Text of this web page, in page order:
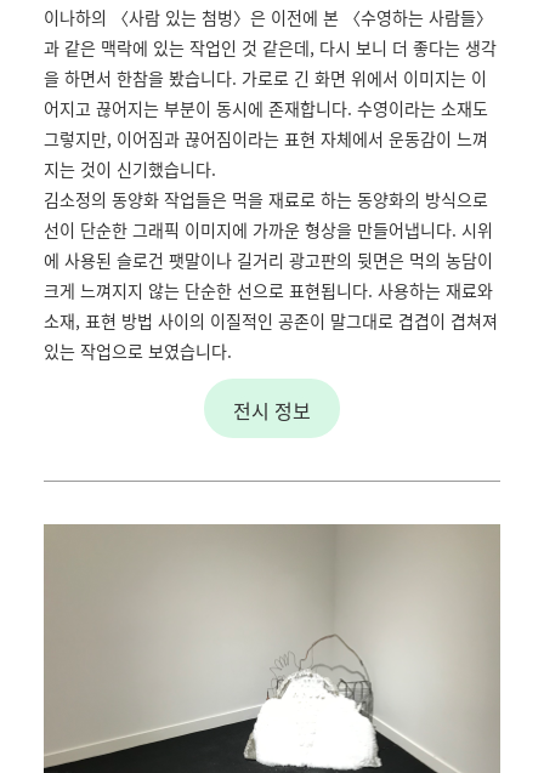
이나하의
〈사람 있는 첨벙〉 은 이전에 본 〈수영하는 사람들〉
과 같은 맥락에 있는 작업인 것 같은데, 다시 보니 더 좋다는 생각
을 하면서 한참을 봤습니다. 가로로 긴 화면 위에서 이미지는 이
어지고 끊어지는 부분이 동시에 존재합니다. 수영이라는 소재도
그렇지만, 이어짐과 끊어짐이라는 표현 자체에서 운동감이 느껴
지는 것이 신기했습니다.
김소정의 동양화 작업들은 먹을 재료로 하는 동양화의 방식으로
선이 단순한 그래픽 이미지에 가까운 형상을 만들어냅니다. 시위
에 사용된 슬로건 팻말이나 길거리 광고판의 뒷면은 먹의 농담이
크게 느껴지지 않는 단순한 선으로 표현됩니다. 사용하는 재료와
소재, 표현 방법 사이의 이질적인 공존이 말그대로 겹겹이 겹쳐져
있는 작업으로 보였습니다.
전시 정보